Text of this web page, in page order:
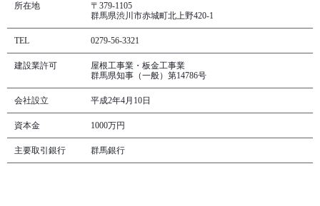
所在地
〒379-1105
群馬県渋川市赤城町北上野420-1
TEL 0279-56-3321
建設業許可
屋根工事業・板金工事業
群馬県知事（一般）第14786号
会社設立 平成2年4月10日
資本金 1000万円
主要取引銀行 群馬銀行